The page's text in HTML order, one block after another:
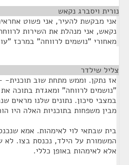
נורית ויסברג נקאש
אני מבקשת להעיר, אני פשוט
נקאש, אני מנהלת את השירות
מאחורי "נושמים לרווחה" במרכז
צליל שילדר
אז נתקן. וממש מתחת שוב
"נושמים לרווחה" ומאגדת בתוכה
מבין משפחות בתוכניות האלה היו
בית שבתאי לוי לאימהות. אמא
המשמורת על הילד, נכנסת בצו. לא
אלא לאימהות באופן כללי.